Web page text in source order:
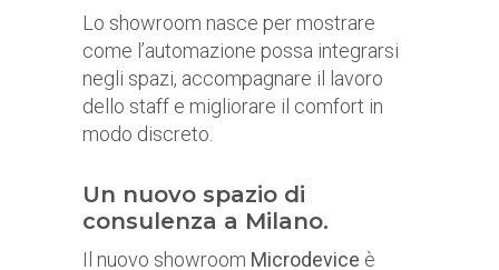
Lo showroom nasce per mostrare
come l’automazione possa integrarsi
negli spazi, accompagnare il lavoro
dello staff e migliorare il comfort in
modo discreto.
Un nuovo spazio di
consulenza a Milano.
Il nuovo showroom Microdevice è